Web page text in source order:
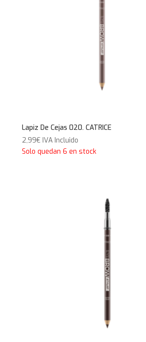
Lapiz De Cejas 020. CATRICE
2,99€ IVA Incluido
Solo quedan 6 en stock